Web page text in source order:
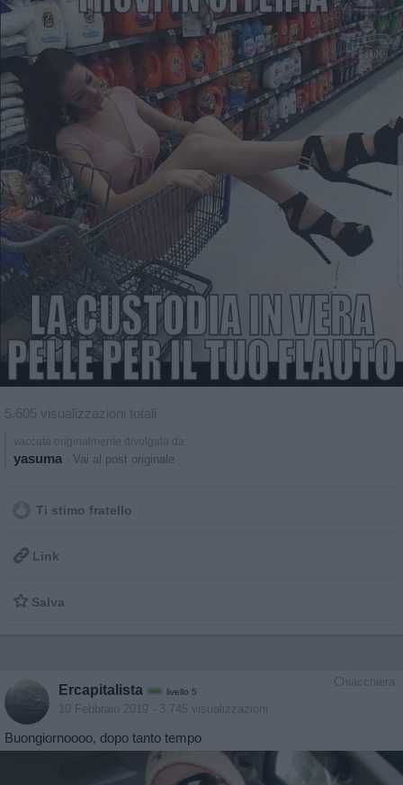
5.605 visualizzazioni totali
vaccata originalmente divulgata da:
yasuma Vai al post originale
Ti stimo fratello
 Link
 Salva
Chiacchiera
Ercapitalista livello 5
10 Febbraio 2019 - 3.745 visualizzazioni
Buongiornoooo, dopo tanto tempo